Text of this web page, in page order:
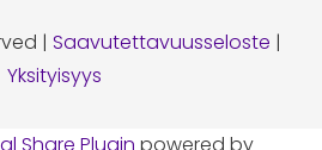
| Saavutettavuusseloste |
Yksityisyys